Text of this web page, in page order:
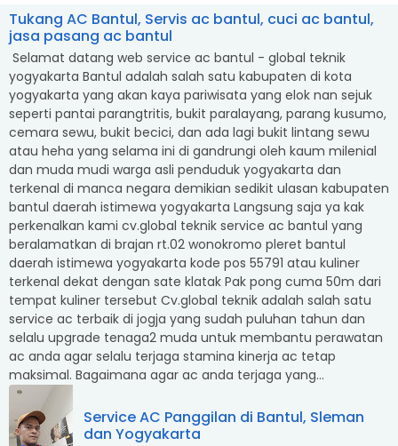
Tukang AC Bantul, Servis ac bantul, cuci ac bantul,
jasa pasang ac bantul
Selamat datang web service ac bantul - global teknik
yogyakarta Bantul adalah salah satu kabupaten di kota
yogyakarta yang akan kaya pariwisata yang elok nan sejuk
seperti pantai parangtritis, bukit paralayang, parang kusumo,
cemara sewu, bukit becici, dan ada lagi bukit lintang sewu
atau heha yang selama ini di gandrungi oleh kaum milenial
dan muda mudi warga asli penduduk yogyakarta dan
terkenal di manca negara demikian sedikit ulasan kabupaten
bantul daerah istimewa yogyakarta Langsung saja ya kak
perkenalkan kami cv.global teknik service ac bantul yang
beralamatkan di brajan rt.02 wonokromo pleret bantul
daerah istimewa yogyakarta kode pos 55791 atau kuliner
terkenal dekat dengan sate klatak Pak pong cuma 50m dari
tempat kuliner tersebut Cv.global teknik adalah salah satu
service ac terbaik di jogja yang sudah puluhan tahun dan
selalu upgrade tenaga2 muda untuk membantu perawatan
ac anda agar selalu terjaga stamina kinerja ac tetap
maksimal. Bagaimana agar ac anda terjaga yang...
Service AC Panggilan di Bantul, Sleman
dan Yogyakarta